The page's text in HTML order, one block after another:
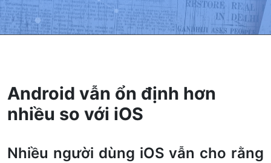
Android vẫn ổn định hơn
nhiều so với iOS
Nhiều người dùng iOS vẫn cho rằng